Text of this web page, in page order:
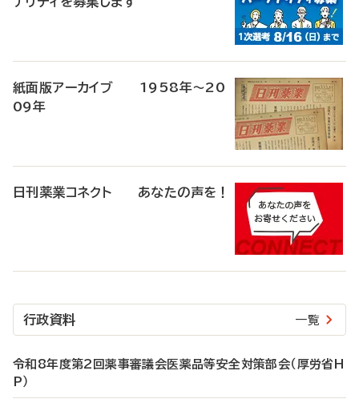
紙面版アーカイブ 1958年～20
09年
日刊薬業コネクト あなたの声を！
行政資料 一覧
令和8年度第2回薬事審議会医薬品等安全対策部会（厚労省H
P）